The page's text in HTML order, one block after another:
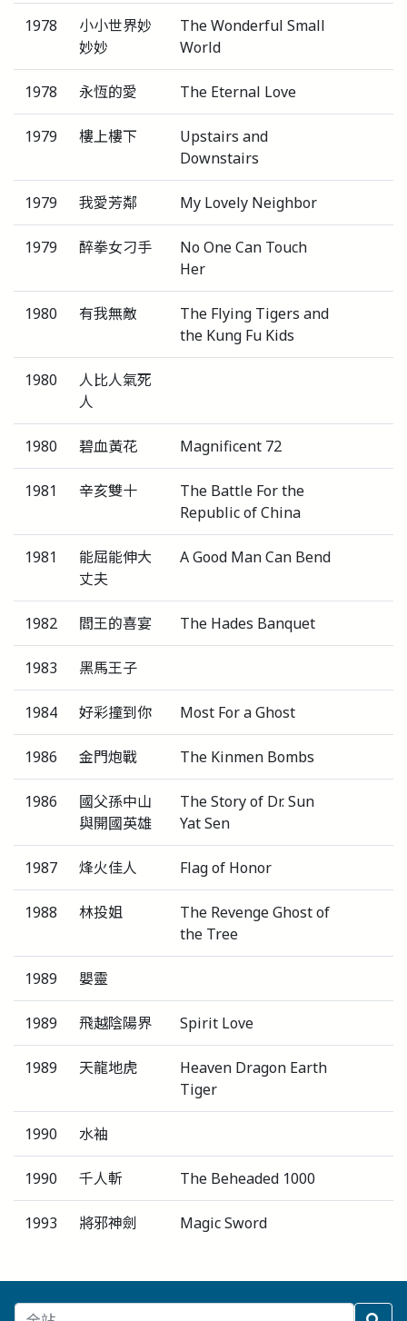
1978
小小世界妙
妙妙
The Wonderful Small
World
1978 永恆的愛 The Eternal Love
1979 樓上樓下
Upstairs and
Downstairs
1979 我愛芳鄰 My Lovely Neighbor
1979 醉拳女刁手
No One Can Touch
Her
1980 有我無敵
The Flying Tigers and
the Kung Fu Kids
1980
人比人氣死
人
1980 碧血黃花 Magnificent 72
1981 辛亥雙十
The Battle For the
Republic of China
1981
能屈能伸大
丈夫
A Good Man Can Bend
1982 閻王的喜宴 The Hades Banquet
1983 黑馬王子
1984 好彩撞到你 Most For a Ghost
1986 金門炮戰 The Kinmen Bombs
1986
國父孫中山
與開國英雄
The Story of Dr. Sun
Yat Sen
1987 烽火佳人 Flag of Honor
1988 林投姐
The Revenge Ghost of
the Tree
1989 嬰靈
1989 飛越陰陽界 Spirit Love
1989 天龍地虎
Heaven Dragon Earth
Tiger
1990 水袖
1990 千人斬 The Beheaded 1000
1993 將邪神劍 Magic Sword